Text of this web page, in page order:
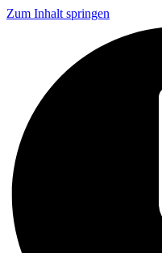
Zum Inhalt springen